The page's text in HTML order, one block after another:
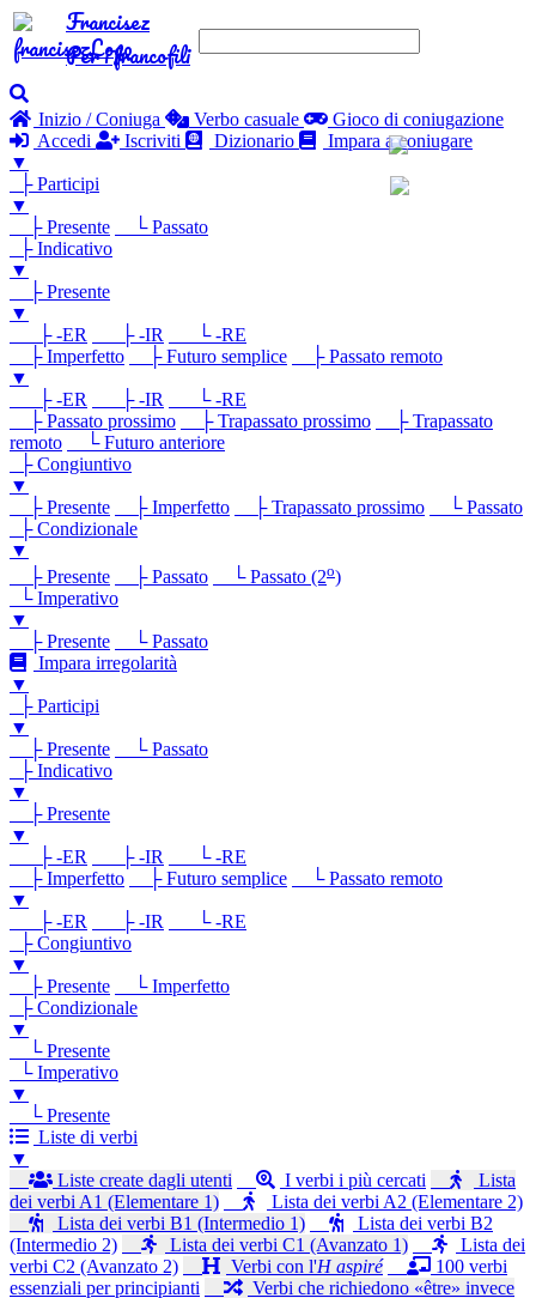
Francisez
Per i francofili
Inizio / Coniuga Verbo casuale
Gioco di coniugazione
Accedi
Iscriviti Dizionario
Impara a coniugare
▼
├ Participi
▼
├ Presente
└ Passato
├ Indicativo
▼
├ Presente
▼
├ -ER
├ -IR
└ -RE
├ Imperfetto
├ Futuro semplice
├ Passato remoto
▼
├ -ER
├ -IR
└ -RE
├ Passato prossimo
├ Trapassato prossimo
├ Trapassato
remoto
└ Futuro anteriore
├ Congiuntivo
▼
├ Presente
├ Imperfetto ├ Trapassato prossimo
└ Passato
├ Condizionale
▼
├ Presente
├ Passato └ Passato (2o)
└ Imperativo
▼
├ Presente
└ Passato
Impara irregolarità
▼
├ Participi
▼
├ Presente
└ Passato
├ Indicativo
▼
├ Presente
▼
├ -ER
├ -IR
└ -RE
├ Imperfetto
├ Futuro semplice
└ Passato remoto
▼
├ -ER
├ -IR
└ -RE
├ Congiuntivo
▼
├ Presente
└ Imperfetto
├ Condizionale
▼
└ Presente
└ Imperativo
▼
└ Presente
Liste di verbi
▼
Liste create dagli utenti
I verbi i più cercati
Lista
dei verbi A1 (Elementare 1)
Lista dei verbi A2 (Elementare 2)
Lista dei verbi B1 (Intermedio 1)
Lista dei verbi B2
(Intermedio 2)
Lista dei verbi C1 (Avanzato 1)
Lista dei
verbi C2 (Avanzato 2)
Verbi con l'H aspiré
100 verbi
essenziali per principianti
Verbi che richiedono «être» invece